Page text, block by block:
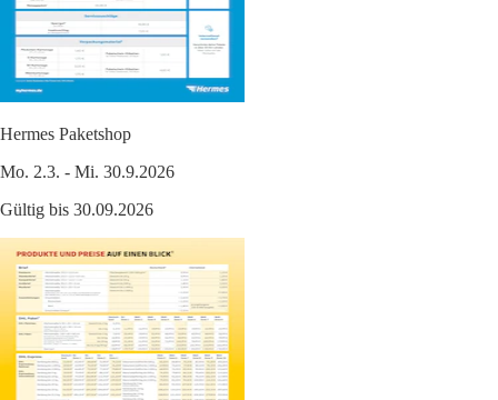
Hermes Paketshop
Mo. 2.3. - Mi. 30.9.2026
Gültig bis 30.09.2026